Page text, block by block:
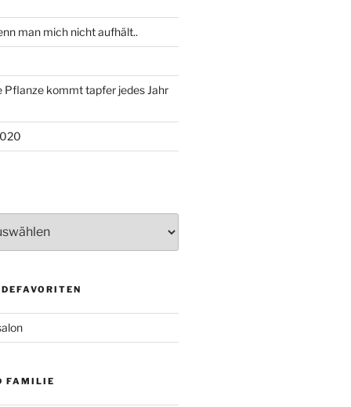
man mich nicht aufhält..
Pflanze kommt tapfer jedes Jahr
FAMILIE